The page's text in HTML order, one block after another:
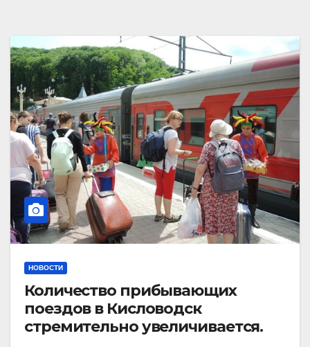
НОВОСТИ
Количество прибывающих
поездов в Кисловодск
стремительно увеличивается.